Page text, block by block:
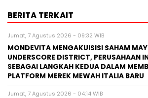
BERITA TERKAIT
Jumat, 7 Agustus 2026 - 09:32 WIB
MONDEVITA MENGAKUISISI SAHAM
UNDERSCORE DISTRICT, PERUSAHAAN
SEBAGAI LANGKAH KEDUA DALAM
PLATFORM MEREK MEWAH ITALIA BARU
Jumat, 7 Agustus 2026 - 04:14 WIB